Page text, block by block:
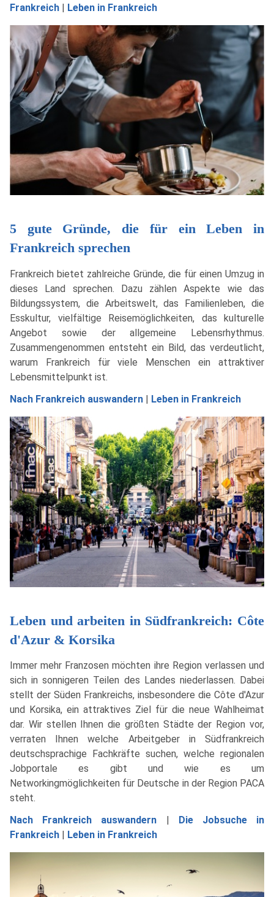
Frankreich | Leben in Frankreich
5 gute Gründe, die für ein Leben in
Frankreich sprechen
Frankreich bietet zahlreiche Gründe, die für einen Umzug in
dieses Land sprechen. Dazu zählen Aspekte wie das
Bildungssystem, die Arbeitswelt, das Familienleben, die
Esskultur, vielfältige Reisemöglichkeiten, das kulturelle
Angebot sowie der allgemeine Lebensrhythmus.
Zusammengenommen entsteht ein Bild, das verdeutlicht,
warum Frankreich für viele Menschen ein attraktiver
Lebensmittelpunkt ist.
Nach Frankreich auswandern | Leben in Frankreich
Leben und arbeiten in Südfrankreich: Côte
d'Azur & Korsika
Immer mehr Franzosen möchten ihre Region verlassen und
sich in sonnigeren Teilen des Landes niederlassen. Dabei
stellt der Süden Frankreichs, insbesondere die Côte d'Azur
und Korsika, ein attraktives Ziel für die neue Wahlheimat
dar. Wir stellen Ihnen die größten Städte der Region vor,
verraten Ihnen welche Arbeitgeber in Südfrankreich
deutschsprachige Fachkräfte suchen, welche regionalen
Jobportale es gibt und wie es um
Networkingmöglichkeiten für Deutsche in der Region PACA
steht.
Nach Frankreich auswandern
Die Jobsuche in
Frankreich
Leben in Frankreich